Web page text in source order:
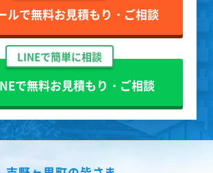
ルで無料お見積もり・ご相談
LINEで簡単に相談
で無料お見積もり・ご相談